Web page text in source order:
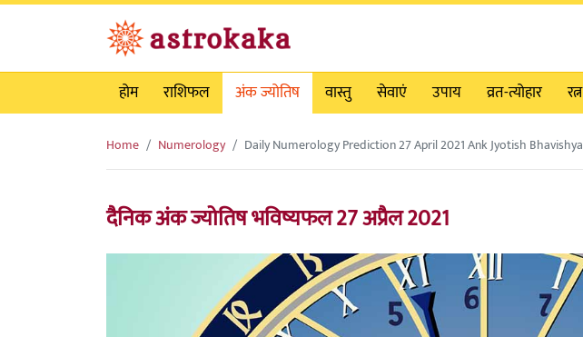
होम
राशिफल अंक ज्योतिष वास्तु सेवाएं उपाय व्रत-त्योहार रत्न
Home Numerology Daily Numerology Prediction 27 April 2021 Ank Jyotish Bhavishya
दैनिक अंक ज्योतिष भविष्यफल 27 अप्रैल 2021